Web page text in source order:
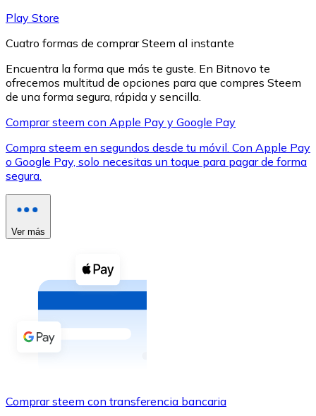
XRP
XRP
Ver todo
Compra criptomonedas con efectivo en tu tienda más
Comprar con efectivo
Transferencia SEPA
Play Store
Cuatro formas de comprar Steem al instante
Encuentra la forma que más te guste. En Bitnovo te
ofrecemos multitud de opciones para que compres Steem
de una forma segura, rápida y sencilla.
Comprar steem con Apple Pay y Google Pay
Compra steem en segundos desde tu móvil. Con Apple Pay
o Google Pay, solo necesitas un toque para pagar de forma
segura.
Ver más
Comprar steem con transferencia bancaria